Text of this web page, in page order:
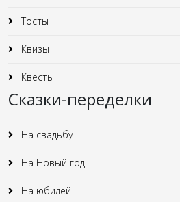
Тосты
Квизы
Квесты
Сказки-переделки
На свадьбу
На Новый год
На юбилей